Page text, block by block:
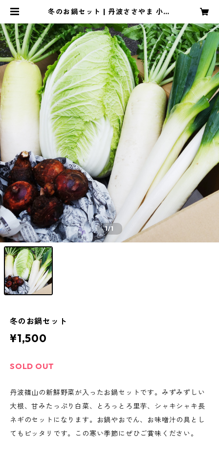
冬のお鍋セット | 丹波ささやま 小倉
1/1
冬のお鍋セット
¥1,500
SOLD OUT
丹波篠山の新鮮野菜が入ったお鍋セットです。みずみずしい
大根、甘みたっぷり白菜、とろっとろ里芋、シャキシャキ長
ネギのセットになります。お鍋やおでん、お味噌汁の具とし
てもピッタリです。この寒い季節にぜひご賞味ください。